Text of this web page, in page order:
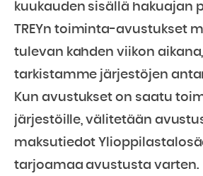
kuukauden sisällä hakuajan
TREYn toiminta-avustukset
tulevan kahden viikon
tarkistamme järjestöjen
Kun avustukset on saatu
järjestöille, välitetään
maksutiedot
tarjoamaa avustusta varten.